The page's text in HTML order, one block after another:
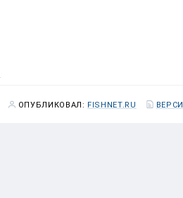
ОПУБЛИКОВАЛ: FISHNET.RU